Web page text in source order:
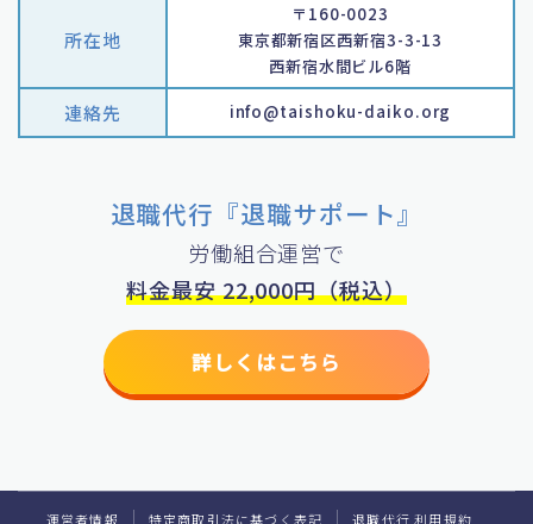
所在地
〒160-0023
東京都新宿区西新宿3-3-13
西新宿水間ビル6階
連絡先 info@taishoku-daiko.org
退職代行『退職サポート』
労働組合運営で
料金最安 22,000円（税込）
詳しくはこちら
運営者情報 特定商取引法に基づく表記 退職代行 利用規約